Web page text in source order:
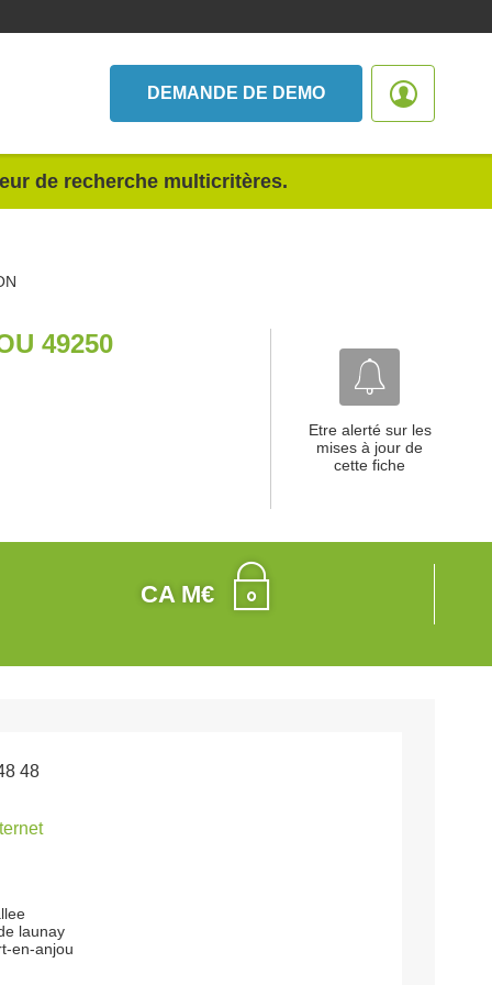
DEMANDE DE DEMO
de recherche multicritères.
49250
Etre alerté sur les
mises à jour de
cette fiche
CA M€
48
launay
en-anjou